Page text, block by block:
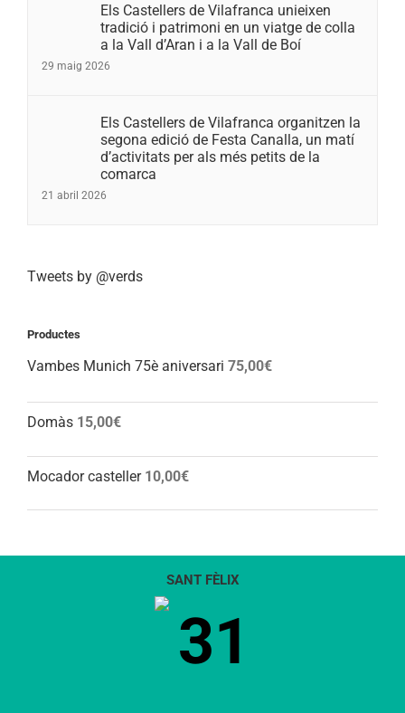
Els Castellers de Vilafranca unieixen
tradició i patrimoni en un viatge de colla
a la Vall d’Aran i a la Vall de Boí
29 maig 2026
Els Castellers de Vilafranca organitzen la
segona edició de Festa Canalla, un matí
d’activitats per als més petits de la
comarca
21 abril 2026
Tweets by @verds
Productes
Vambes Munich 75è aniversari 75,00€
Domàs 15,00€
Mocador casteller 10,00€
SANT FÈLIX
31